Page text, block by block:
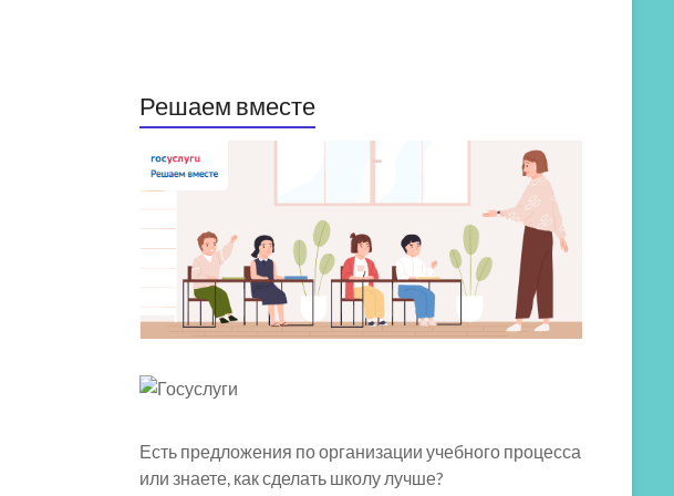
Решаем вместе
Есть предложения по организации учебного процесса
или знаете, как сделать школу лучше?